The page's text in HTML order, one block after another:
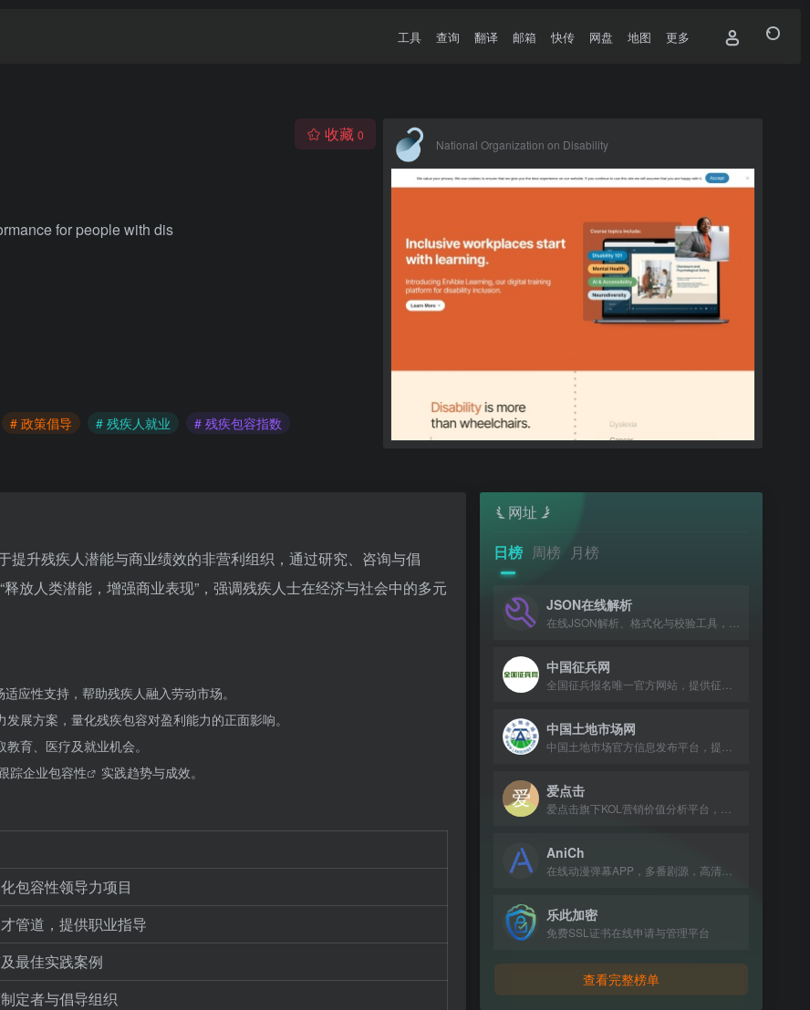
工具 查询 翻译 邮箱 快传 网盘 地图 更多
收藏 0
for people with dis
# 政策倡导 # 残疾人就业 # 残疾包容指数
National Organization on Disability
升残疾人潜能与商业绩效的非营利组织，通过研究、咨询与倡
放人类潜能，增强商业表现”，强调残疾人士在经济与社会中的多元
应性支持，帮助残疾人融入劳动市场。
展方案，量化残疾包容对盈利能力的正面影响。
育、医疗及就业机会。
踪企业包容性 实践趋势与成效。
包容性领导力项目
管道，提供职业指导
最佳实践案例
定者与倡导组织
网址
日榜 周榜 月榜
JSON在线解析
中国征兵网
中国土地市场网
爱点击
AniCh
乐此加密
免费SSL证书在线申请与管理平台
查看完整榜单